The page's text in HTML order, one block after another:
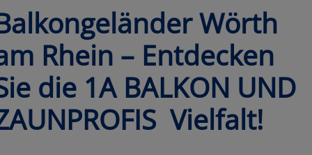
Wörth
Rhein – Entdecken
die 1A BALKON UND
Vielfalt!